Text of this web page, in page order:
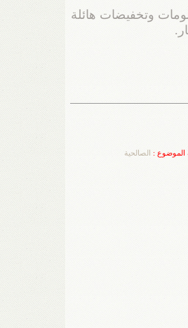
وتخفيضات هائلة
الموضوع : الصالحية